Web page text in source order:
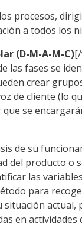
procesos,
a todos los
(D-M-A-M-C)
las fases se
crear
de cliente (lo
se
de su
del producto o
las
para
situación
en actividades